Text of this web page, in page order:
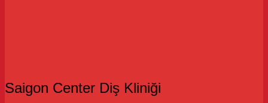
Saigon Center Diş Kliniği